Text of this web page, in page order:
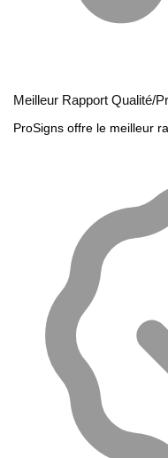
Meilleur Rapport Qualité/
ProSigns offre le meilleur